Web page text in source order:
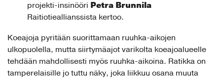
projekti-insinööri Petra Brunnila
Raitiotieallianssista kertoo.
Koeajoja pyritään suorittamaan ruuhka-aikojen
ulkopuolella, mutta siirtymäajot varikolta koeajoalueelle
tehdään mahdollisesti myös ruuhka-aikoina. Ratikka on
tamperelaisille jo tuttu näky, joka liikkuu osana muuta